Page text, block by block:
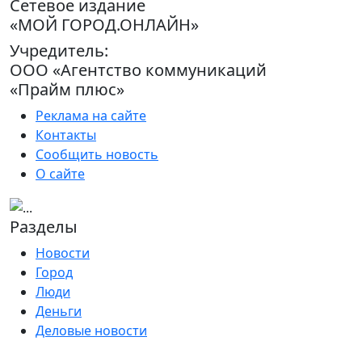
Сетевое издание
«МОЙ ГОРОД.ОНЛАЙН»
Учредитель:
ООО «Агентство коммуникаций
«Прайм плюс»
Реклама на сайте
Контакты
Сообщить новость
О сайте
Разделы
Новости
Город
Люди
Деньги
Деловые новости